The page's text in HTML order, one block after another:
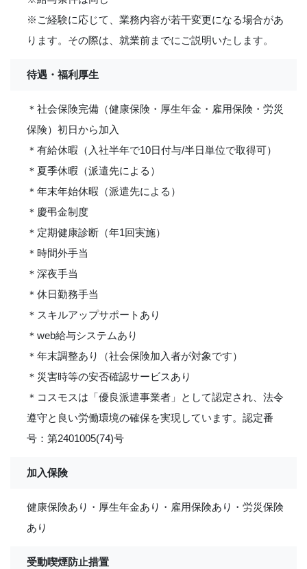
※ご経験に応じて、業務内容が若干変更になる場合があ
ります。その際は、就業前までにご説明いたします。
待遇・福利厚生
＊社会保険完備（健康保険・厚生年金・雇用保険・労災
保険）初日から加入
＊有給休暇（入社半年で10日付与/半日単位で取得可）
＊夏季休暇（派遣先による）
＊年末年始休暇（派遣先による）
＊慶弔金制度
＊定期健康診断（年1回実施）
＊時間外手当
＊深夜手当
＊休日勤務手当
＊スキルアップサポートあり
＊web給与システムあり
＊年末調整あり（社会保険加入者が対象です）
＊災害時等の安否確認サービスあり
＊コスモスは「優良派遣事業者」として認定され、法令
遵守と良い労働環境の確保を実現しています。認定番
号：第2401005(74)号
加入保険
健康保険あり・厚生年金あり・雇用保険あり・労災保険
あり
受動喫煙防止措置